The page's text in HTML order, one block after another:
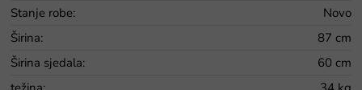
Stanje robe:
Novo
Širina:
87 cm
Širina sjedala:
60 cm